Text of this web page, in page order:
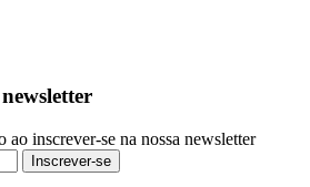
inscrever-se na nossa newsletter
Inscrever-se